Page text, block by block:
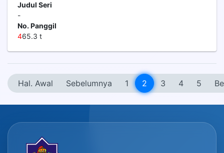
Judul Seri
-
No. Panggil
465.3 t
Hal. Awal Sebelumnya 1 2 3 4 5